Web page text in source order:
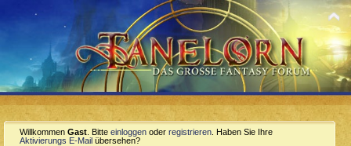
Willkommen Gast . Bitte einloggen oder registrieren . Haben Sie Ihre
Aktivierungs E-Mail übersehen?